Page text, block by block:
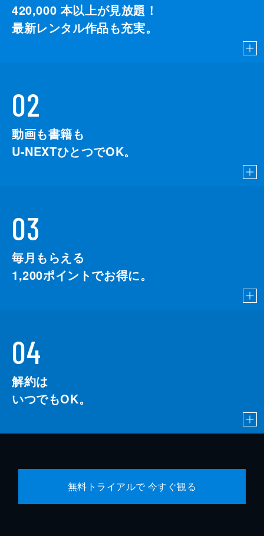
420,000 本以上が見放題！
最新レンタル作品も充実。
02
動画も書籍も
U-NEXTひとつでOK。
03
毎月もらえる
1,200ポイントでお得に。
04
解約は
いつでもOK。
無料トライアルで 今すぐ観る